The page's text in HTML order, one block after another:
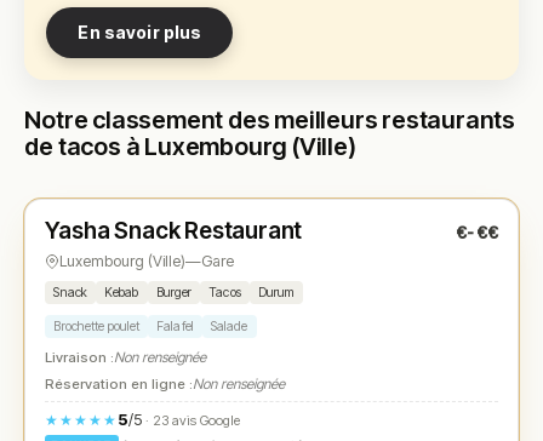
En savoir plus
Notre classement des meilleurs restaurants
de tacos à Luxembourg (Ville)
★ N° 1
Yasha Snack Restaurant €-€€
Luxembourg (Ville)—Gare
Snack Kebab Burger Tacos Durum
Brochette poulet Falafel Salade
Livraison :Non renseignée
Réservation en ligne :Non renseignée
★★★★★ 5/5· 23 avis Google